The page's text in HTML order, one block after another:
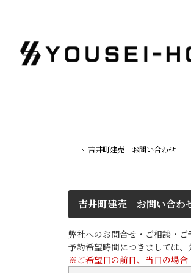
ホーム
吉井町建売 お問い合わせ
吉井町建売 お問い合わ
弊社へのお問合せ・ご相談・ご
予約希望時間につきましては
※ご希望日の前日、当日の場